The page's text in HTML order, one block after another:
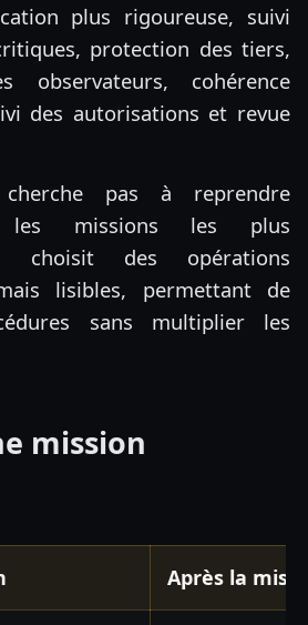
plus rigoureuse, suivi
protection des tiers,
observateurs, cohérence
des autorisations et revue
pas à reprendre
les missions les plus
choisit des opérations
lisibles, permettant de
sans multiplier les
mission
Après la